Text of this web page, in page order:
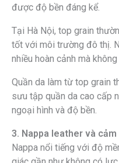
được độ bền đáng kể.
Tại Hà Nội, top grain
tốt với môi trường đô thị.
nhiều hoàn cảnh mà
Quần da làm từ top grain
sưu tập quần da cao cấp
ngoại hình và độ bền.
3. Nappa leather và
Nappa nổi tiếng với độ